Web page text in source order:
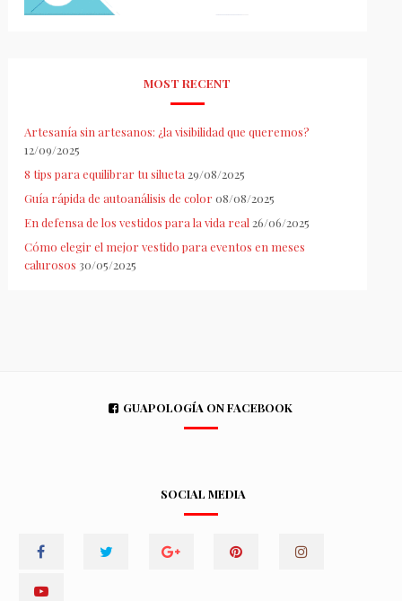
MOST RECENT
Artesanía sin artesanos: ¿la visibilidad que queremos?
12/09/2025
8 tips para equilibrar tu silueta 29/08/2025
Guía rápida de autoanálisis de color 08/08/2025
En defensa de los vestidos para la vida real 26/06/2025
Cómo elegir el mejor vestido para eventos en meses
calurosos 30/05/2025
GUAPOLOGÍA ON FACEBOOK
SOCIAL MEDIA